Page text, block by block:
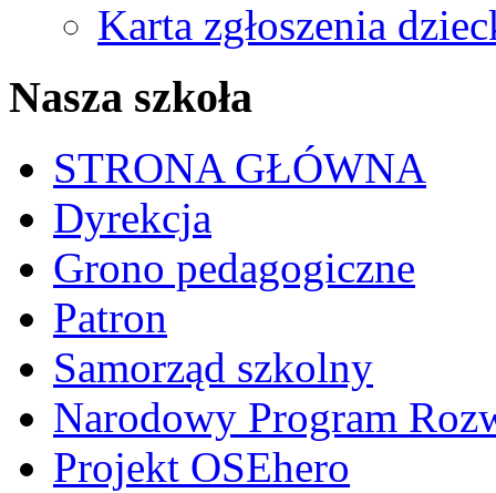
Karta zgłoszenia
Nasza szkoła
STRONA GŁÓWNA
Dyrekcja
Grono pedagogiczne
Patron
Samorząd szkolny
Narodowy Program
Projekt OSEhero